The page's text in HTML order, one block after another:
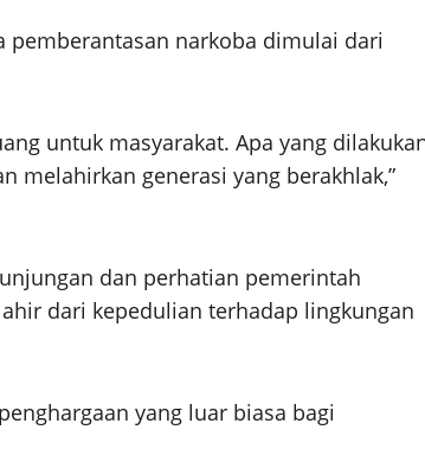
narkoba dimulai dari
untuk masyarakat. Apa yang
melahirkan generasi yang berakhlak,”
dan perhatian pemerintah
dari kepedulian terhadap lingkungan
yang luar biasa bagi